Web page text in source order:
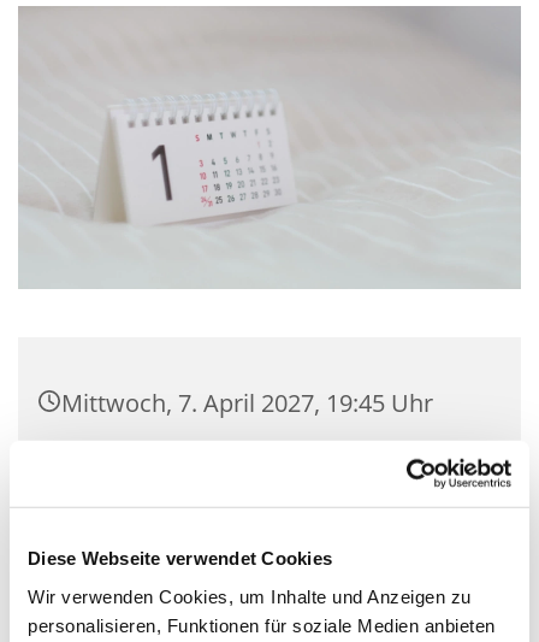
Diese Webseite verwendet Cookies
Wir verwenden Cookies, um Inhalte und Anzeigen zu
personalisieren, Funktionen für soziale Medien anbieten
Mittwoch, 7. April 2027, 19:45 Uhr
Hagedorner Str. 139, 32278